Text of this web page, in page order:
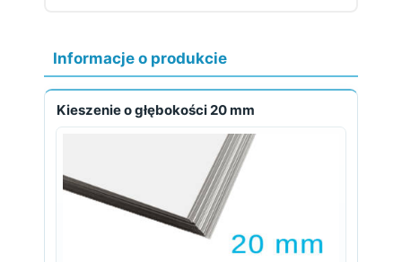
Informacje o produkcie
Kieszenie o głębokości 20 mm